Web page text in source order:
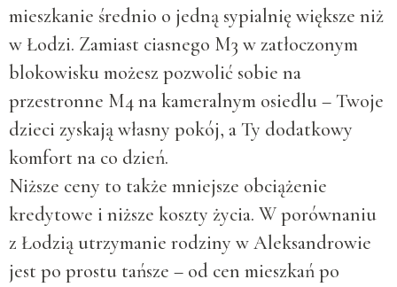
mieszkanie średnio o jedną sypialnię większe niż
w Łodzi. Zamiast ciasnego M3 w zatłoczonym
blokowisku możesz pozwolić sobie na
przestronne M4 na kameralnym osiedlu – Twoje
dzieci zyskają własny pokój, a Ty dodatkowy
komfort na co dzień.
Niższe ceny to także mniejsze obciążenie
kredytowe i niższe koszty życia. W porównaniu
z Łodzią utrzymanie rodziny w Aleksandrowie
jest po prostu tańsze – od cen mieszkań po